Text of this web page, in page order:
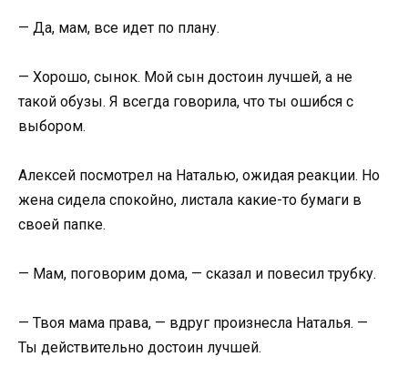
— Да, мам, все идет по плану.
— Хорошо, сынок. Мой сын достоин лучшей, а не
такой обузы. Я всегда говорила, что ты ошибся с
выбором.
Алексей посмотрел на Наталью, ожидая реакции. Но
жена сидела спокойно, листала какие-то бумаги в
своей папке.
— Мам, поговорим дома, — сказал и повесил трубку.
— Твоя мама права, — вдруг произнесла Наталья. —
Ты действительно достоин лучшей.